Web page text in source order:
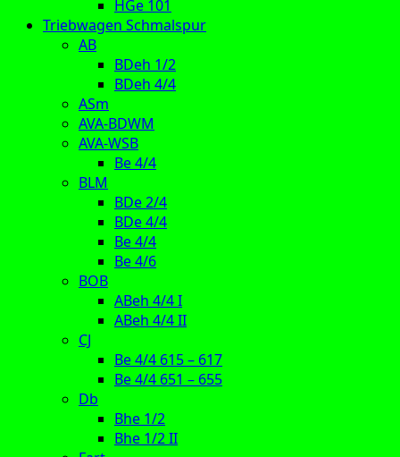
HGe 101
Triebwagen Schmalspur
AB
BDeh 1/2
BDeh 4/4
ASm
AVA-BDWM
AVA-WSB
Be 4/4
BLM
BDe 2/4
BDe 4/4
Be 4/4
Be 4/6
BOB
ABeh 4/4 I
ABeh 4/4 II
CJ
Be 4/4 615 – 617
Be 4/4 651 – 655
Db
Bhe 1/2
Bhe 1/2 II